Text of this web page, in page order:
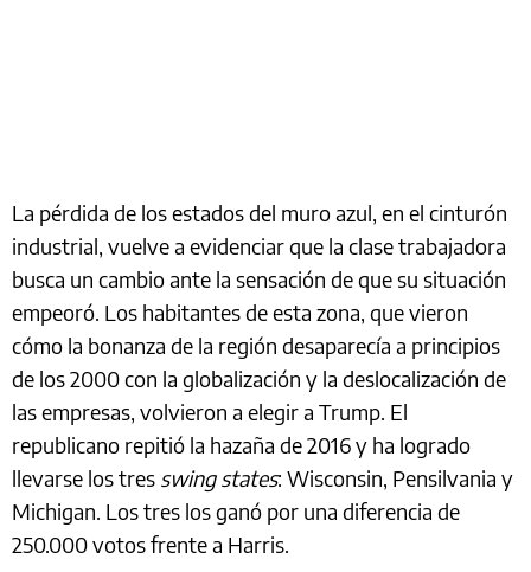
La pérdida de los estados del muro azul, en el cinturón
industrial, vuelve a evidenciar que la clase trabajadora
busca un cambio ante la sensación de que su situación
empeoró. Los habitantes de esta zona, que vieron
cómo la bonanza de la región desaparecía a principios
de los 2000 con la globalización y la deslocalización de
las empresas, volvieron a elegir a Trump. El
republicano repitió la hazaña de 2016 y ha logrado
llevarse los tres swing states: Wisconsin, Pensilvania y
Michigan. Los tres los ganó por una diferencia de
250.000 votos frente a Harris.